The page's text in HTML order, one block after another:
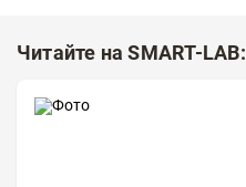
Читайте на SMART-LAB: